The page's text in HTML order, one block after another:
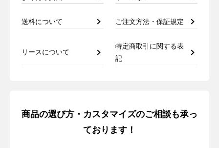
送料について ご注文方法・保証規定
リースについて
特定商取引に関する表
記
商品の選び方・カスタマイズのご相談も承っ
ております！